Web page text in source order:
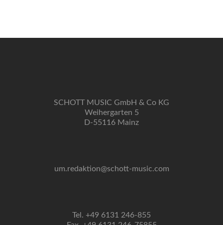
SCHOTT MUSIC GmbH & Co KG
Weihergarten 5
D-55116 Mainz
um.redaktion@schott-music.com
Tel. +49 6131 246-855